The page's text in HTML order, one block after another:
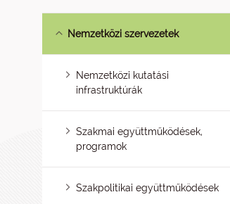
Nemzetközi szervezetek
Nemzetközi kutatási
infrastruktúrák
Szakmai együttműködések,
programok
Szakpolitikai együttműködések